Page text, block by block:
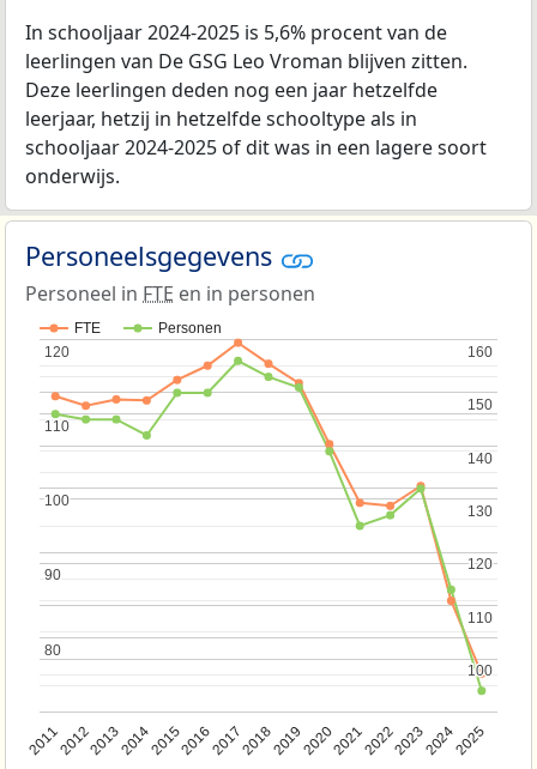
In schooljaar 2024-2025 is 5,6% procent van de
leerlingen van De GSG Leo Vroman blijven zitten.
Deze leerlingen deden nog een jaar hetzelfde
leerjaar, hetzij in hetzelfde schooltype als in
schooljaar 2024-2025 of dit was in een lagere soort
onderwijs.
Personeelsgegevens
Personeel in FTE en in personen
FTE Personen
201120122013201420152016201720182019202020212022202320242025
80
80
90
90
100
100
110
110
120
120
100
100
110
110
120
120
130
130
140
140
150
150
160
160